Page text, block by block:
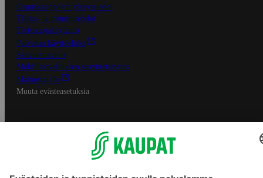
Osuuskauppojen yhteystiedot
Tilaus- ja toimitusehdot
Tietosuojakäytäntö
Palvelun käyttöehdot
Saavutettavuus
Mobiilisovelluksen saavutettavuus
Mainostajalle
Muuta evästeasetuksia
S-ryhmän palvelut